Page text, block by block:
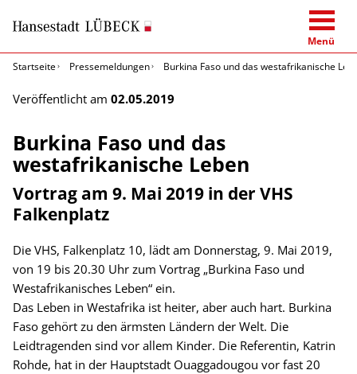
Menü
Startseite
Pressemeldungen Burkina Faso und das westafrikanische
Veröffentlicht am 02.05.2019
Burkina Faso und das
westafrikanische Leben
Vortrag am 9. Mai 2019 in der VHS
Falkenplatz
Die VHS, Falkenplatz 10, lädt am Donnerstag, 9. Mai 2019,
von 19 bis 20.30 Uhr zum Vortrag „Burkina Faso und
Westafrikanisches Leben“ ein.
Das Leben in Westafrika ist heiter, aber auch hart. Burkina
Faso gehört zu den ärmsten Ländern der Welt. Die
Leidtragenden sind vor allem Kinder. Die Referentin, Katrin
Rohde, hat in der Hauptstadt Ouaggadougou vor fast 20